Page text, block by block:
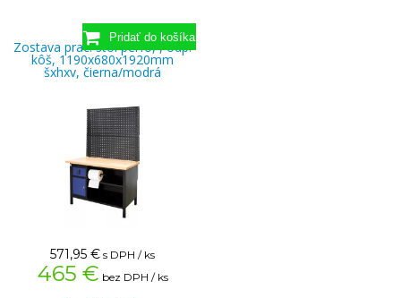
Zostava prac. stôl perfo, , odp.
kôš, 1190x680x1920mm
šxhxv, čierna/modrá
571,95 € s DPH / ks
465 € bez DPH / ks